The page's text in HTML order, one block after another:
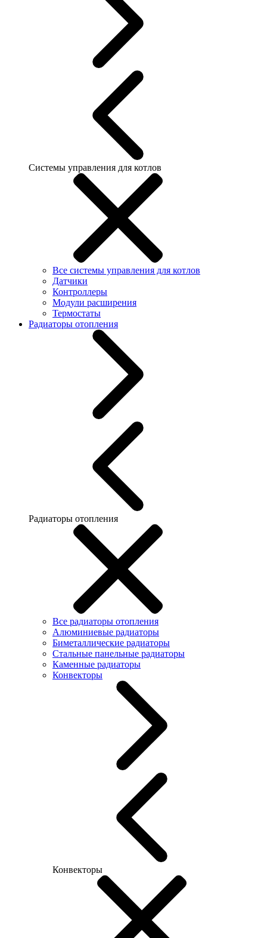
Системы управления для котлов
Все системы управления для котлов
Датчики
Контроллеры
Модули расширения
Термостаты
Радиаторы отопления
Радиаторы отопления
Все радиаторы отопления
Алюминиевые радиаторы
Биметаллические радиаторы
Стальные панельные радиаторы
Каменные радиаторы
Конвекторы
Конвекторы